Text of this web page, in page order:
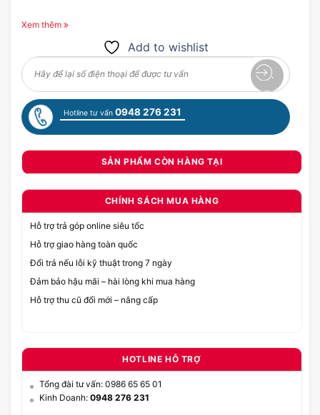
Xem thêm
Add to wishlist
Hotline tư vấn 0948 276 231
SẢN PHẨM CÒN HÀNG TẠI
CHÍNH SÁCH MUA HÀNG
Hỗ trợ trả góp online siêu tốc
Hỗ trợ giao hàng toàn quốc
Đổi trả nếu lỗi kỹ thuật trong 7 ngày
Đảm bảo hậu mãi – hài lòng khi mua hàng
Hỗ trợ thu cũ đổi mới – nâng cấp
HOTLINE HỖ TRỢ
Tổng đài tư vấn: 0986 65 65 01
Kinh Doanh: 0948 276 231